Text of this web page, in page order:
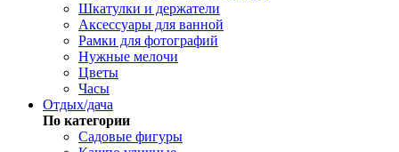
Шкатулки и держатели
Аксессуары для ванной
Рамки для фотографий
Нужные мелочи
Цветы
Часы
Отдых/дача
По категории
Садовые фигуры